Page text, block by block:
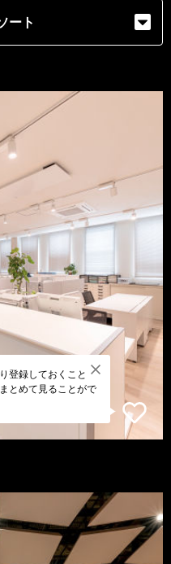
ート
登録しておくこと
とめて見ることがで